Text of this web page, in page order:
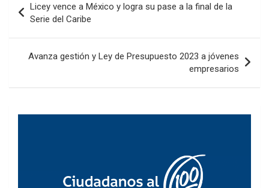
de
entradas
Licey vence a México y logra su pase a la final de la
Serie del Caribe
Avanza gestión y Ley de Presupuesto 2023 a jóvenes
empresarios